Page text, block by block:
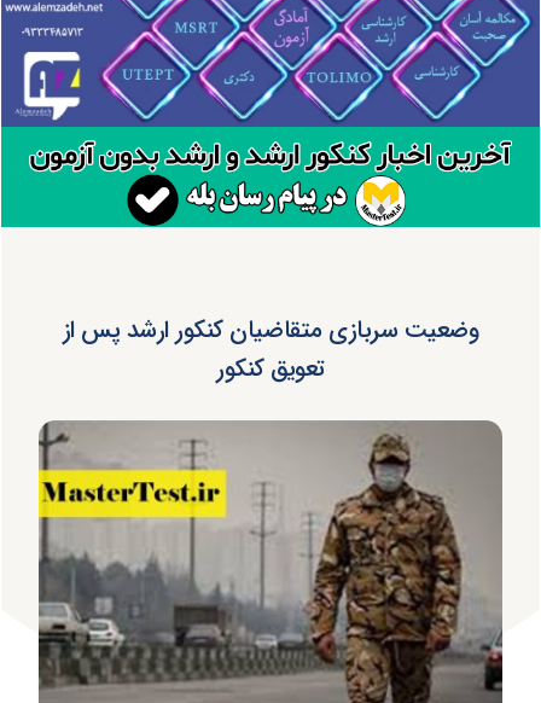
وضعیت سربازی متقاضیان کنکور ارشد پس از
تعویق کنکور